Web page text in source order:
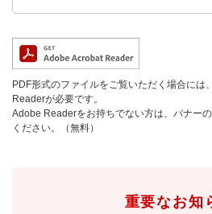
PDF形式のファイルをご覧いただく場合には
Readerが必要です。
Adobe Readerをお持ちでない方は、バナー
ください。（無料）
重要なお知